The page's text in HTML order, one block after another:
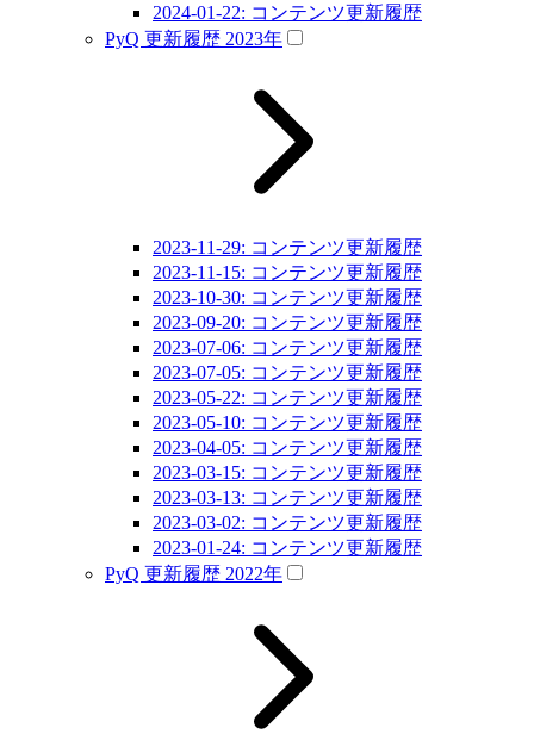
2024-01-22: コンテンツ更新履歴
PyQ 更新履歴 2023年
2023-11-29: コンテンツ更新履歴
2023-11-15: コンテンツ更新履歴
2023-10-30: コンテンツ更新履歴
2023-09-20: コンテンツ更新履歴
2023-07-06: コンテンツ更新履歴
2023-07-05: コンテンツ更新履歴
2023-05-22: コンテンツ更新履歴
2023-05-10: コンテンツ更新履歴
2023-04-05: コンテンツ更新履歴
2023-03-15: コンテンツ更新履歴
2023-03-13: コンテンツ更新履歴
2023-03-02: コンテンツ更新履歴
2023-01-24: コンテンツ更新履歴
PyQ 更新履歴 2022年